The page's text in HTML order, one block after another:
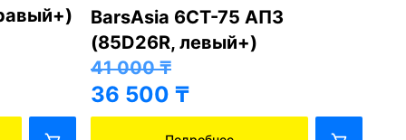
BarsAsia 6СТ-75 АПЗ
(85D26R, левый+)
41 000₸
36 500 ₸